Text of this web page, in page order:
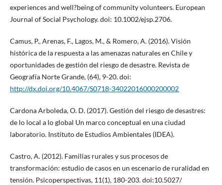
experiences and well?being of community volunteers. European
Journal of Social Psychology. doi: 10.1002/ejsp.2706.
Camus, P., Arenas, F., Lagos, M., & Romero, A. (2016). Visión
histórica de la respuesta a las amenazas naturales en Chile y
oportunidades de gestión del riesgo de desastre. Revista de
Geografía Norte Grande, (64), 9-20. doi:
http://dx.doi.org/10.4067/S0718-34022016000200002
Cardona Arboleda, O. D. (2017). Gestión del riesgo de desastres:
de lo local a lo global Un marco conceptual en una ciudad
laboratorio. Instituto de Estudios Ambientales (IDEA).
Castro, A. (2012). Familias rurales y sus procesos de
transformación: estudio de casos en un escenario de ruralidad en
tensión. Psicoperspectivas, 11(1), 180-203. doi:10.5027/